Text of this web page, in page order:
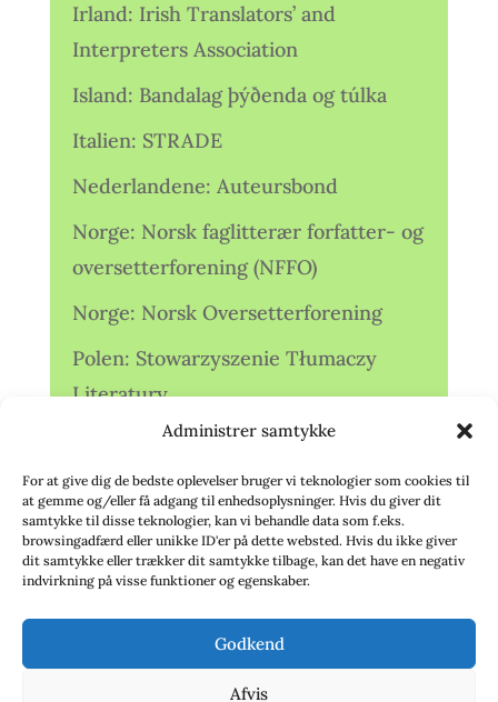
Administrer samtykke
For at give dig de bedste oplevelser bruger vi teknologier som cookies til
at gemme og/eller få adgang til enhedsoplysninger. Hvis du giver dit
samtykke til disse teknologier, kan vi behandle data som f.eks.
browsingadfærd eller unikke ID'er på dette websted. Hvis du ikke giver
dit samtykke eller trækker dit samtykke tilbage, kan det have en negativ
indvirkning på visse funktioner og egenskaber.
Godkend
Afvis
Irland: Irish Translators’ and
Interpreters Association
Island: Bandalag þýðenda og túlka
Italien: STRADE
Nederlandene: Auteursbond
Norge: Norsk faglitterær forfatter- og
oversetterforening (NFFO)
Norge: Norsk Oversetterforening
Polen: Stowarzyszenie Tłumaczy
Literatury
Storbritannien: Translators
Association (TA)
Sverige: Översättarsektionen (Ö.)
Sverige: Översättarcentrum (ÖC)
deutschsprachiger Übersetzer (VdÜ)